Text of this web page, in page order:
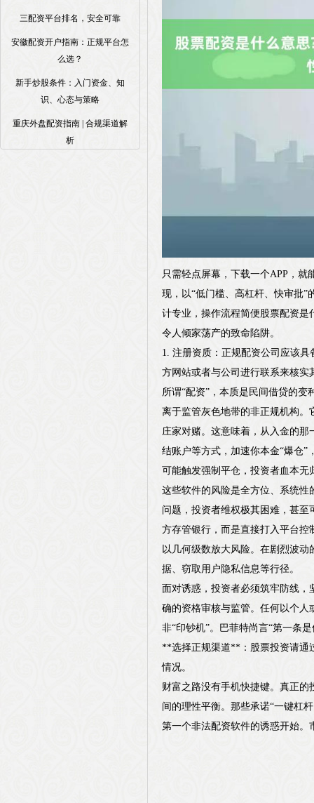
三配资平台排名，安全可靠
安徽配资开户指南：正规平台怎
么选？
新手炒股条件：入门资金、知
识、心态与策略
重庆外盘配资指南 | 合规渠道解
析
只需轻点屏幕，下载一个APP，
现，以“低门槛、高杠杆、快审批”
计专业，操作流程简便股票配资是
令人倾家荡产的致命陷阱。
1. 注册资质：正规配资公司应该
方网站或者与公司进行联系来核实
所谓“配资”，本质是民间借贷的
离于监管灰色地带的非正规机构
庄家对赌。这意味着，从入金的
结账户等方式，加速你本金“爆仓
可能触发强制平仓，投资者血本无
这些软件的风险是全方位、系统
问题，投资者维权极其困难，甚
方存管银行，而是直接打入平台
以几何级数放大风险。在剧烈波
据、窃取用户隐私信息等行径。
面对诱惑，投资者必须筑牢防线
确的资格审核与监管。任何以个
非“印钞机”。巴菲特尚言“第一条
**选择正规渠道**：股票投资请通
情况。
财富之路没有手机快捷键。真正
间的理性平衡。那些承诺“一键杠
第一个非法配资软件的诱惑开始